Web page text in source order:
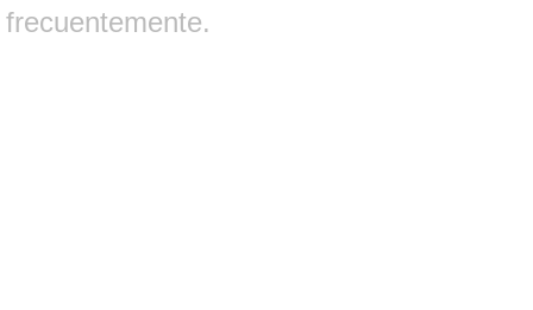
frecuentemente.